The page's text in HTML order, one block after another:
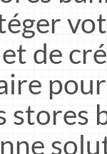
de
stores